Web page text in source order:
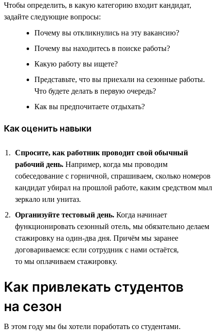
Чтобы определить, в какую категорию входит кандидат,
задайте следующие вопросы:
Почему вы откликнулись на эту вакансию?
Почему вы находитесь в поиске работы?
Какую работу вы ищете?
Представьте, что вы приехали на сезонные работы.
Что будете делать в первую очередь?
Как вы предпочитаете отдыхать?
Как оценить навыки
Спросите, как работник проводит свой обычный
рабочий день. Например, когда мы проводим
собеседование с горничной, спрашиваем, сколько номеров
кандидат убирал на прошлой работе, каким средством мыл
зеркало или унитаз.
Организуйте тестовый день. Когда начинает
функционировать сезонный отель, мы обязательно делаем
стажировку на один-два дня. Причём мы заранее
договариваемся: если сотрудник с нами остаётся,
то мы оплачиваем стажировку.
Как привлекать студентов
на сезон
В этом году мы бы хотели поработать со студентами.